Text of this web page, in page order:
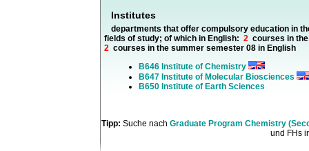
Institutes
departments that offer compulsory education in
fields of study; of which in English: 2 courses in
2 courses in the summer semester 08 in English
B646 Institute of Chemistry
B647 Institute of Molecular Biosciences
B650 Institute of Earth Sciences
Tipp: Suche nach Graduate Program Chemistry
und FHs